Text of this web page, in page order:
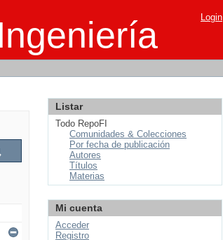
Login
Listar
Todo RepoFI
Comunidades & Colecciones
Por fecha de publicación
Autores
Títulos
Materias
Mi cuenta
Acceder
Registro